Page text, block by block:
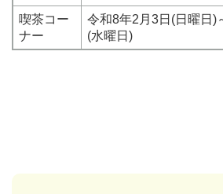
喫茶コー
ナー
令和8年2月3日(日曜日)
(水曜日)